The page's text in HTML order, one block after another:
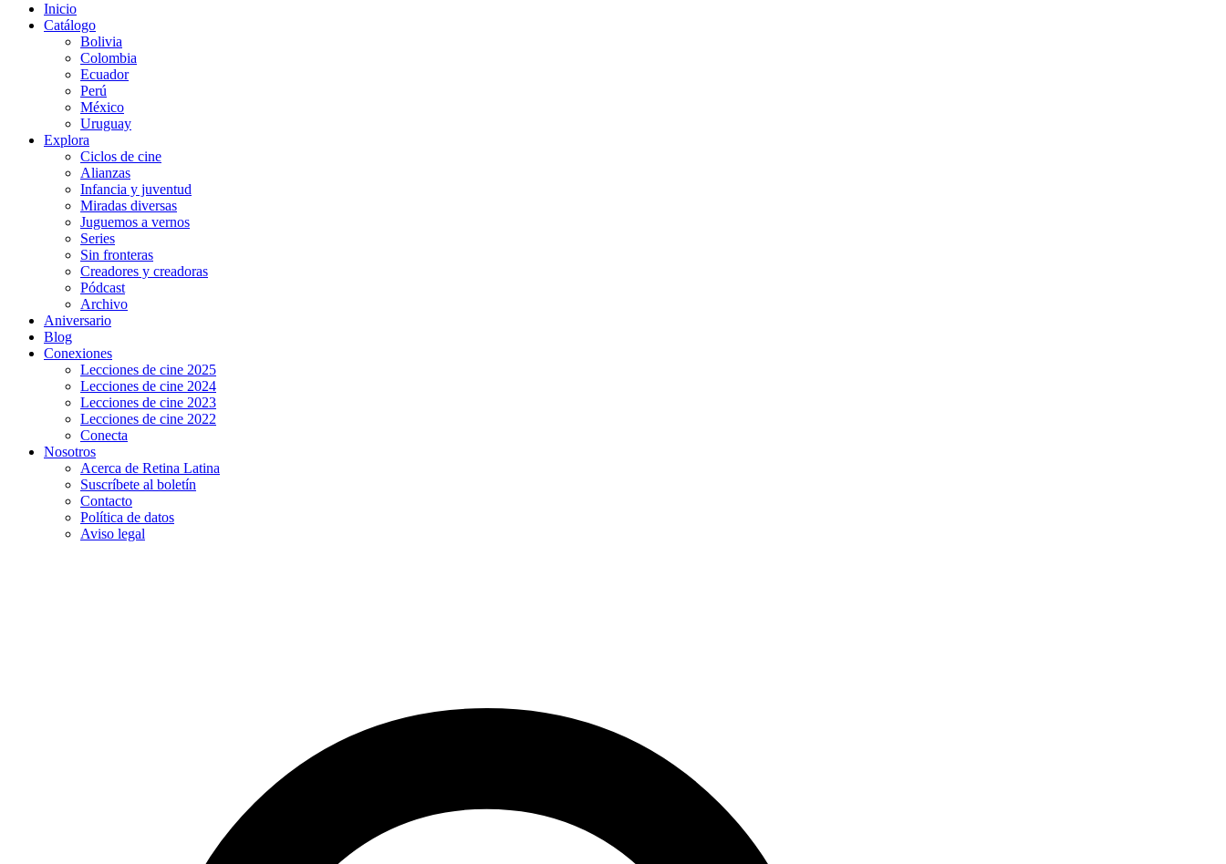
Inicio
Catálogo
Bolivia
Colombia
Ecuador
Perú
México
Uruguay
Explora
Ciclos de cine
Alianzas
Infancia y juventud
Miradas diversas
Juguemos a vernos
Series
Sin fronteras
Creadores y creadoras
Pódcast
Archivo
Aniversario
Blog
Conexiones
Lecciones de cine 2025
Lecciones de cine 2024
Lecciones de cine 2023
Lecciones de cine 2022
Conecta
Nosotros
Acerca de Retina Latina
Suscríbete al boletín
Contacto
Política de datos
Aviso legal